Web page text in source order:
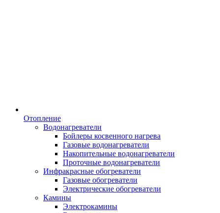
Отопление
Водонагреватели
Бойлеры косвенного нагрева
Газовые водонагреватели
Накопительные водонагреватели
Проточные водонагреватели
Инфракрасные обогреватели
Газовые обогреватели
Электрические обогреватели
Камины
Электрокамины